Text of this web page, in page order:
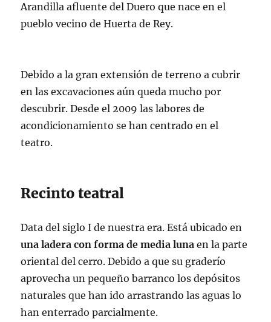
Arandilla afluente del Duero que nace en el
pueblo vecino de Huerta de Rey.
Debido a la gran extensión de terreno a cubrir
en las excavaciones aún queda mucho por
descubrir. Desde el 2009 las labores de
acondicionamiento se han centrado en el
teatro.
Recinto teatral
Data del siglo I de nuestra era. Está ubicado en
una ladera con forma de media luna en la parte
oriental del cerro. Debido a que su graderío
aprovecha un pequeño barranco los depósitos
naturales que han ido arrastrando las aguas lo
han enterrado parcialmente.